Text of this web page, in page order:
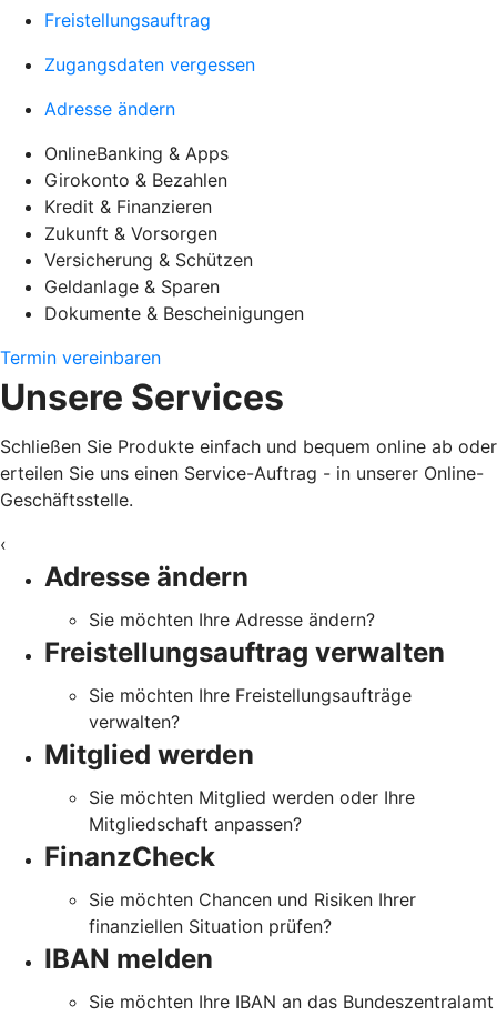
Freistellungsauftrag
Zugangsdaten vergessen
Adresse ändern
OnlineBanking & Apps
Girokonto & Bezahlen
Kredit & Finanzieren
Zukunft & Vorsorgen
Versicherung & Schützen
Geldanlage & Sparen
Dokumente & Bescheinigungen
Termin vereinbaren
Unsere Services
Schließen Sie Produkte einfach und bequem online ab oder
erteilen Sie uns einen Service-Auftrag - in unserer Online-
Geschäftsstelle.
‹
Adresse ändern
Sie möchten Ihre Adresse ändern?
Freistellungsauftrag verwalten
Sie möchten Ihre Freistellungsaufträge
verwalten?
Mitglied werden
Sie möchten Mitglied werden oder Ihre
Mitgliedschaft anpassen?
FinanzCheck
Sie möchten Chancen und Risiken Ihrer
finanziellen Situation prüfen?
IBAN melden
Sie möchten Ihre IBAN an das Bundeszentralamt